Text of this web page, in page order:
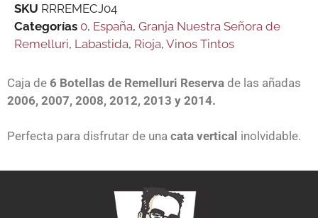
SKU RRREMECJ04
Categorías 0, España, Granja Nuestra Señora de
Remelluri, Labastida, Rioja, Vinos Tintos
Caja de 6 Botellas de Remelluri Reserva de las añadas
2006, 2007, 2008, 2012, 2013 y 2014.
Perfecta para disfrutar de una cata vertical inolvidable.